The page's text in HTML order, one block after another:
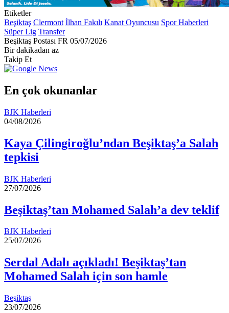
Etiketler
Beşiktaş Clermont İlhan Fakılı Kanat Oyuncusu Spor Haberleri
Süper Lig Transfer
Beşiktaş Postası FR Bir
05/07/2026
Bir dakikadan az
Takip Et
En çok okunanlar
BJK Haberleri
04/08/2026
Kaya Çilingiroğlu’ndan Beşiktaş’a Salah
tepkisi
BJK Haberleri
27/07/2026
Beşiktaş’tan Mohamed Salah’a dev teklif
BJK Haberleri
25/07/2026
Serdal Adalı açıkladı! Beşiktaş’tan
Mohamed Salah için son hamle
Beşiktaş
23/07/2026